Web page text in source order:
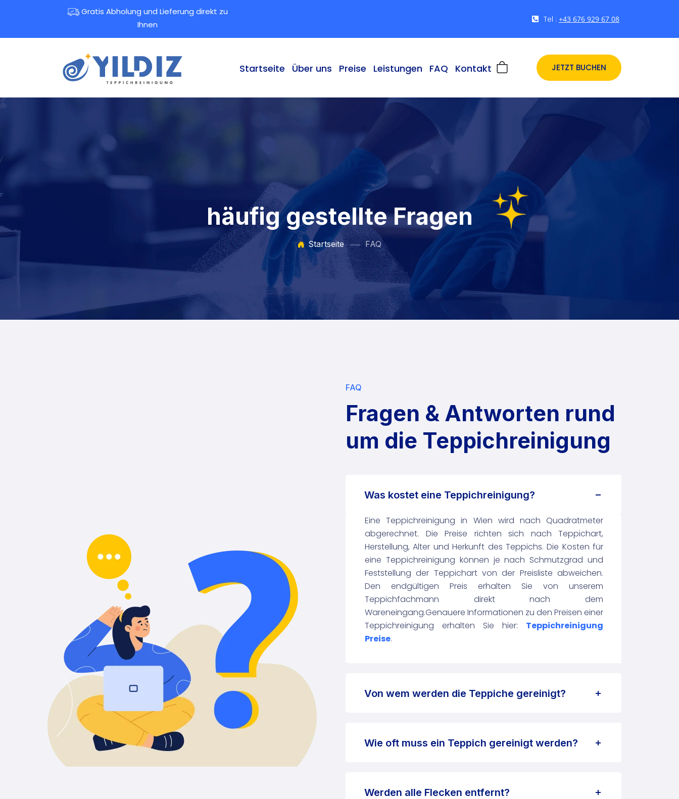
Gratis Abholung und Lieferung direkt zu
Ihnen
Tel : +43 676 929 67 08
Startseite Über uns Preise Leistungen FAQ Kontakt JETZT BUCHEN
häufig gestellte Fragen
Startseite FAQ
FAQ
Fragen & Antworten rund
um die Teppichreinigung
Was kostet eine Teppichreinigung?
Eine Teppichreinigung in Wien wird nach Quadratmeter
abgerechnet. Die Preise richten sich nach Teppichart,
Herstellung, Alter und Herkunft des Teppichs. Die Kosten für
eine Teppichreinigung können je nach Schmutzgrad und
Feststellung der Teppichart von der Preisliste abweichen.
Den endgültigen Preis erhalten Sie von unserem
Teppichfachmann direkt nach dem
Wareneingang.Genauere Informationen zu den Preisen einer
Teppichreinigung erhalten Sie hier: Teppichreinigung
Preise.
Von wem werden die Teppiche gereinigt?
Wie oft muss ein Teppich gereinigt werden?
Werden alle Flecken entfernt?